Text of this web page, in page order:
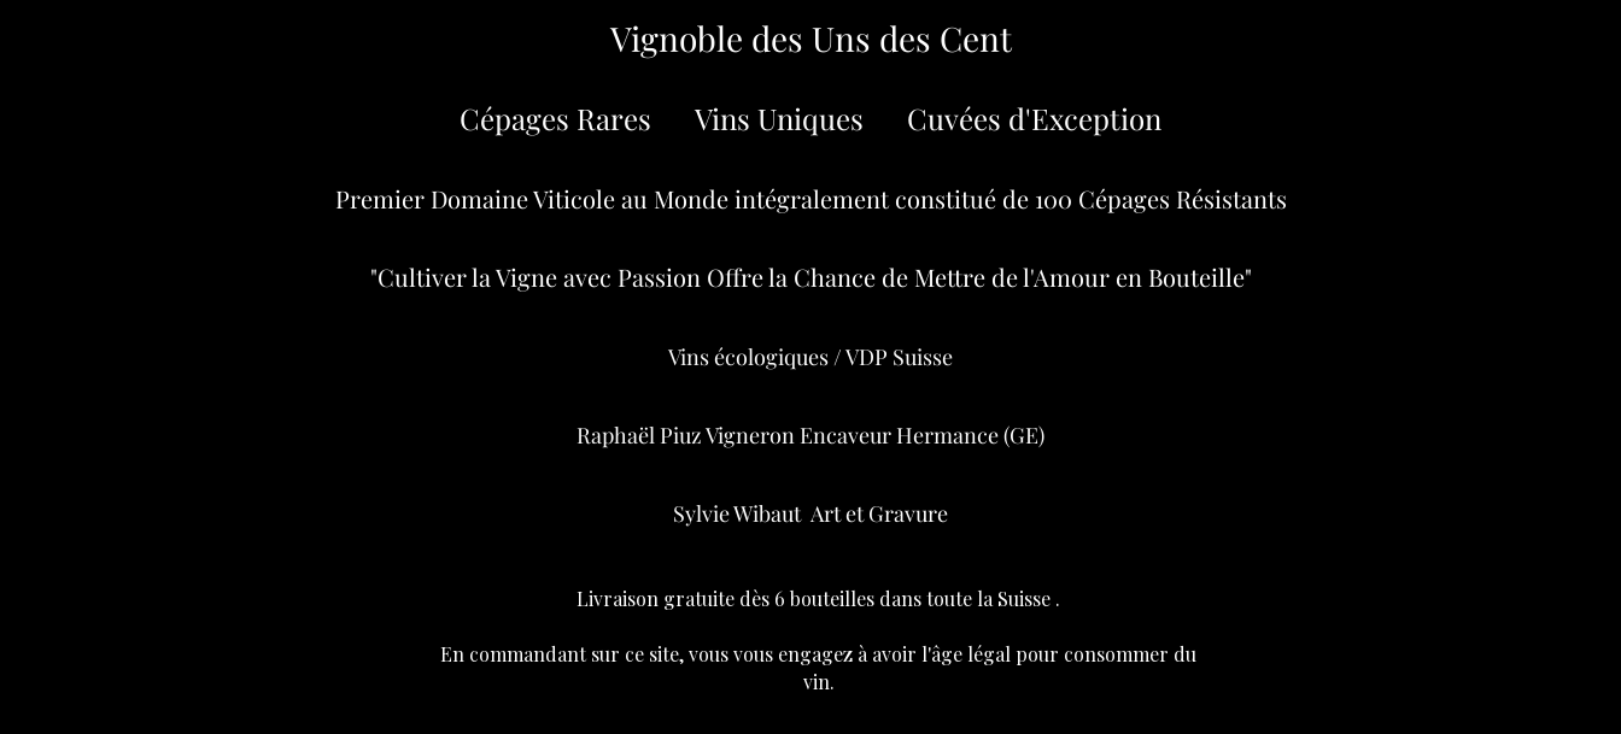
Vignoble des Uns des Cent
Cépages Rares Vins Uniques Cuvées d'Exception
Premier Domaine Viticole au Monde intégralement constitué de 100 Cépages Résistants
"Cultiver la Vigne avec Passion Offre la Chance de Mettre de l'Amour en Bouteille"
Vins écologiques / VDP Suisse
Raphaël Piuz Vigneron Encaveur Hermance (GE)
Sylvie Wibaut Art et Gravure
Livraison gratuite dès 6 bouteilles dans toute la Suisse .
En commandant sur ce site, vous vous engagez à avoir l'âge légal pour consommer du
vin.